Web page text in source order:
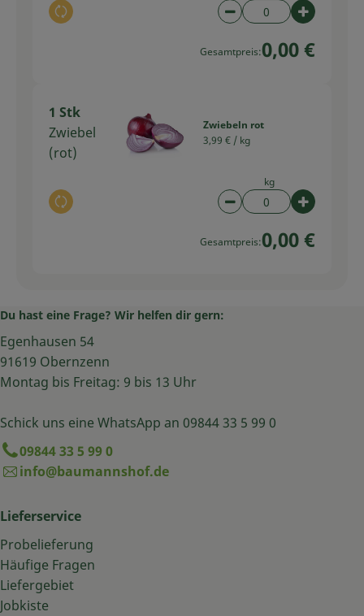
Auswahl ändern Artikelanzahl
Gesamtpreis:0,00 €
1 Stk
Zwiebel
(rot)
Auswahl ändern
Zwiebeln rot
3,99 € / kg
kg
Artikelanzahl
Gesamtpreis:0,00 €
Du hast eine Frage? Wir helfen dir gern:
Egenhausen 54
91619 Obernzenn
Montag bis Freitag: 9 bis 13 Uhr
Schick uns eine WhatsApp an 09844 33 5 99 0
09844 33 5 99 0
info@baumannshof.de
Lieferservice
Probelieferung
Häufige Fragen
Liefergebiet
Jobkiste